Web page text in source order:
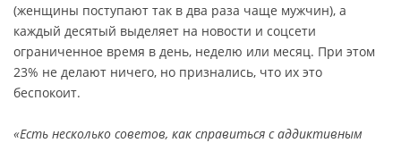
(женщины поступают так в два раза чаще мужчин), а
каждый десятый выделяет на новости и соцсети
ограниченное время в день, неделю или месяц. При этом
23% не делают ничего, но признались, что их это
беспокоит.
«Есть несколько советов, как справиться с аддиктивным